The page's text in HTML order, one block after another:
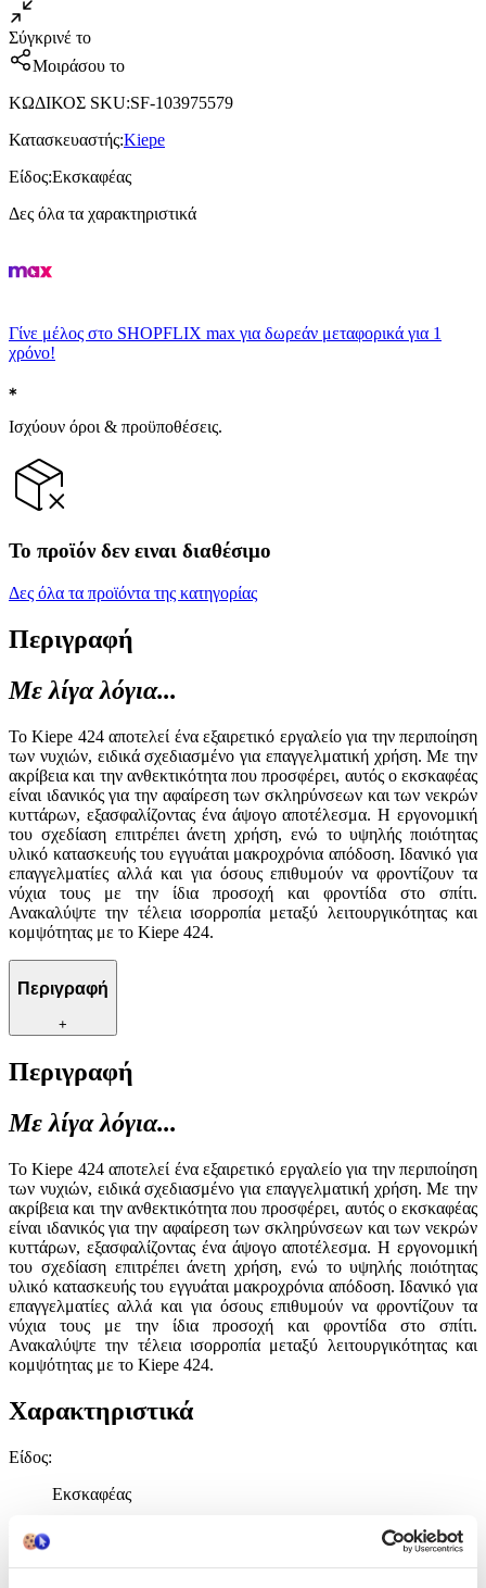
Σύγκρινέ το
Μοιράσου το
ΚΩΔΙΚΟΣ SKU:SF-103975579
Κατασκευαστής:Kiepe
Είδος:Εκσκαφέας
Δες όλα τα χαρακτηριστικά
Γίνε μέλος στο SHOPFLIX max για δωρεάν μεταφορικά για 1
χρόνο!
Ισχύουν όροι & προϋποθέσεις.
Το προϊόν δεν ειναι διαθέσιμο
Δες όλα τα προϊόντα της κατηγορίας
Περιγραφή
Με λίγα λόγια...
Το Kiepe 424 αποτελεί ένα εξαιρετικό εργαλείο για την περιποίηση
των νυχιών, ειδικά σχεδιασμένο για επαγγελματική χρήση. Με την
ακρίβεια και την ανθεκτικότητα που προσφέρει, αυτός ο εκσκαφέας
είναι ιδανικός για την αφαίρεση των σκληρύνσεων και των νεκρών
κυττάρων, εξασφαλίζοντας ένα άψογο αποτέλεσμα. Η εργονομική
του σχεδίαση επιτρέπει άνετη χρήση, ενώ το υψηλής ποιότητας
υλικό κατασκευής του εγγυάται μακροχρόνια απόδοση. Ιδανικό για
επαγγελματίες αλλά και για όσους επιθυμούν να φροντίζουν τα
νύχια τους με την ίδια προσοχή και φροντίδα στο σπίτι.
Ανακαλύψτε την τέλεια ισορροπία μεταξύ λειτουργικότητας και
κομψότητας με το Kiepe 424.
Περιγραφή
+
Περιγραφή
Με λίγα λόγια...
Το Kiepe 424 αποτελεί ένα εξαιρετικό εργαλείο για την περιποίηση
των νυχιών, ειδικά σχεδιασμένο για επαγγελματική χρήση. Με την
ακρίβεια και την ανθεκτικότητα που προσφέρει, αυτός ο εκσκαφέας
είναι ιδανικός για την αφαίρεση των σκληρύνσεων και των νεκρών
κυττάρων, εξασφαλίζοντας ένα άψογο αποτέλεσμα. Η εργονομική
του σχεδίαση επιτρέπει άνετη χρήση, ενώ το υψηλής ποιότητας
υλικό κατασκευής του εγγυάται μακροχρόνια απόδοση. Ιδανικό για
επαγγελματίες αλλά και για όσους επιθυμούν να φροντίζουν τα
νύχια τους με την ίδια προσοχή και φροντίδα στο σπίτι.
Ανακαλύψτε την τέλεια ισορροπία μεταξύ λειτουργικότητας και
κομψότητας με το Kiepe 424.
Χαρακτηριστικά
Είδος:
Εκσκαφέας
Κατασκευαστής
Kiepe